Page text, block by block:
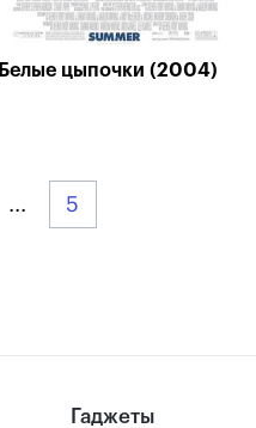
Белые цыпочки (2004)
... 5
Гаджеты